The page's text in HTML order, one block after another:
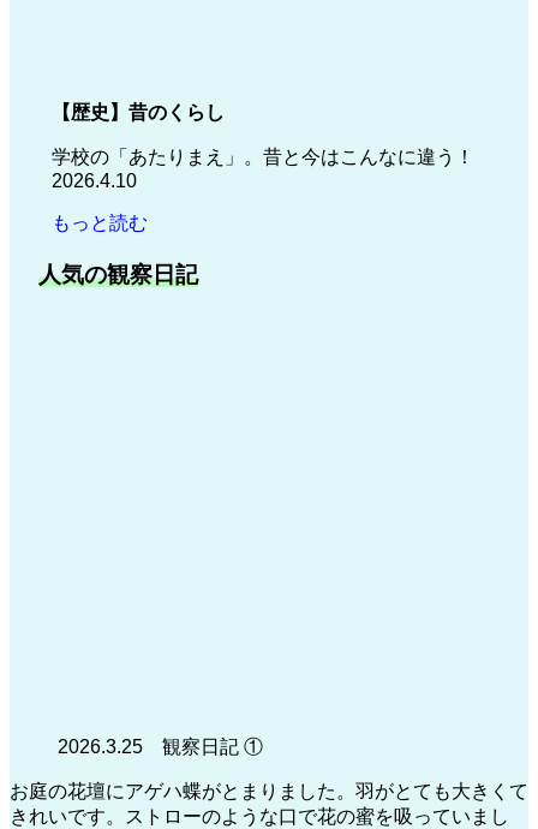
【歴史】 昔のくらし
学校の「あたりまえ」。昔と今はこんなに違う！
2026.4.10
もっと読む
人気の観察日記
2026.3.25 観察日記 ①
お庭の花壇にアゲハ蝶がとまりました。羽がとても大きくて
きれいです。ストローのような口で花の蜜を吸っていまし